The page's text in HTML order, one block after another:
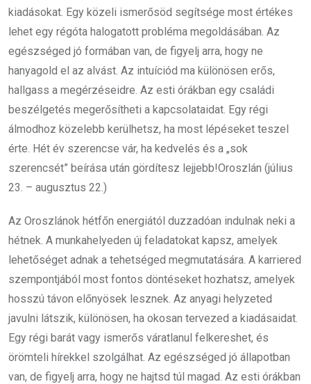
kiadásokat. Egy közeli ismerősöd segítsége most értékes
lehet egy régóta halogatott probléma megoldásában. Az
egészséged jó formában van, de figyelj arra, hogy ne
hanyagold el az alvást. Az intuíciód ma különösen erős,
hallgass a megérzéseidre. Az esti órákban egy családi
beszélgetés megerősítheti a kapcsolataidat. Egy régi
álmodhoz közelebb kerülhetsz, ha most lépéseket teszel
érte. Hét év szerencse vár, ha kedvelés és a „sok
szerencsét” beírása után gördítesz lejjebb!Oroszlán (július
23. – augusztus 22.)
Az Oroszlánok hétfőn energiától duzzadóan indulnak neki a
hétnek. A munkahelyeden új feladatokat kapsz, amelyek
lehetőséget adnak a tehetséged megmutatására. A karriered
szempontjából most fontos döntéseket hozhatsz, amelyek
hosszú távon előnyösek lesznek. Az anyagi helyzeted
javulni látszik, különösen, ha okosan tervezed a kiadásaidat.
Egy régi barát vagy ismerős váratlanul felkereshet, és
örömteli hírekkel szolgálhat. Az egészséged jó állapotban
van, de figyelj arra, hogy ne hajtsd túl magad. Az esti órákban